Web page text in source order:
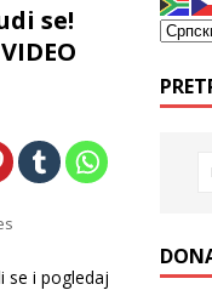
se!
i pogledaj